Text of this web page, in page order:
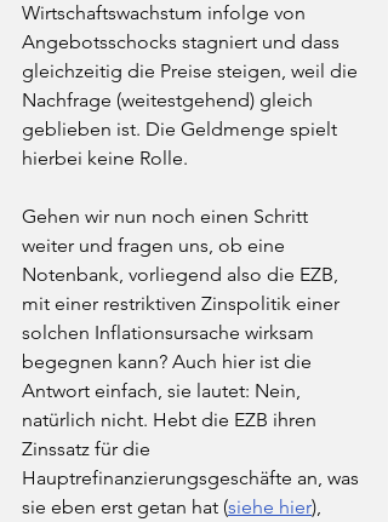
Wirtschaftswachstum infolge von
Angebotsschocks stagniert und dass
gleichzeitig die Preise steigen, weil die
Nachfrage (weitestgehend) gleich
geblieben ist. Die Geldmenge spielt
hierbei keine Rolle.
Gehen wir nun noch einen Schritt
weiter und fragen uns, ob eine
Notenbank, vorliegend also die EZB,
mit einer restriktiven Zinspolitik einer
solchen Inflationsursache wirksam
begegnen kann? Auch hier ist die
Antwort einfach, sie lautet: Nein,
natürlich nicht. Hebt die EZB ihren
Zinssatz für die
Hauptrefinanzierungsgeschäfte an, was
sie eben erst getan hat (siehe hier),